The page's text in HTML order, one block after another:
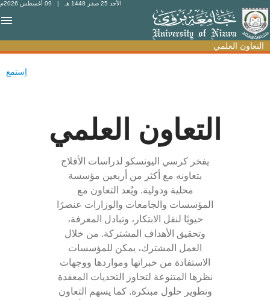
الأحد 25 صفر 1448 هـ | 09 أغسطس 2026م
التعاون العلمي
التعاون العلمي
اِستمع
التعاون العلمي
يفخر كرسي اليونسكو لدراسات الأفلاج
بتعاونه مع أكثر من أربعين مؤسسة
محلية ودولية. ويُعد التعاون مع
المؤسسات والجامعات والوزارات عنصرًا
حيويًا لنقل الابتكار، وتبادل المعرفة،
وتحقيق الأهداف المشتركة. من خلال
العمل المشترك، يمكن للمؤسسات
الاستفادة من خبراتها ومواردها ووجهات
نظرها المتنوعة لتجاوز التحديات المعقدة
وتطوير حلول مبتكرة. كما يسهم التعاون